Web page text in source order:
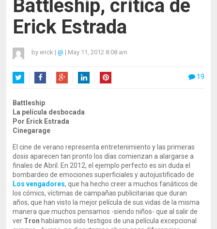
Battleship, crítica de
Erick Estrada
by erick | @ | May 11, 2012 8:08 am
19
Battleship
La película desbocada
Por Erick Estrada
Cinegarage
El cine de verano representa entretenimiento y las primeras
dosis aparecen tan pronto los días comienzan a alargarse a
finales de Abril. En 2012, el ejemplo perfecto es sin duda el
bombardeo de emociones superficiales y autojustificado de
Los vengadores, que ha hecho creer a muchos fanáticos de
los cómics, víctimas de campañas publicitarias que duran
años, que han visto la mejor película de sus vidas de la misma
manera que muchos pensamos -siendo niños- que al salir de
ver Tron habíamos sido testigos de una película excepcional